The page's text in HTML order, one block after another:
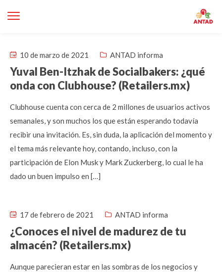
10 de marzo de 2021 ANTAD informa
Yuval Ben-Itzhak de Socialbakers: ¿qué
onda con Clubhouse? (Retailers.mx)
Clubhouse cuenta con cerca de 2 millones de usuarios activos
semanales, y son muchos los que están esperando todavía
recibir una invitación. Es, sin duda, la aplicación del momento y
el tema más relevante hoy, contando, incluso, con la
participación de Elon Musk y Mark Zuckerberg, lo cual le ha
dado un buen impulso en […]
17 de febrero de 2021 ANTAD informa
¿Conoces el nivel de madurez de tu
almacén? (Retailers.mx)
Aunque parecieran estar en las sombras de los negocios y